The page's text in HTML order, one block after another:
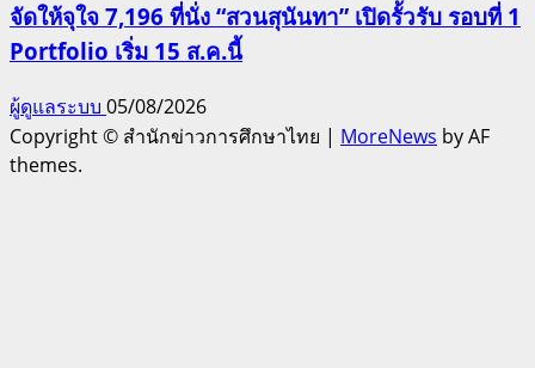
จัดให้จุใจ 7,196 ที่นั่ง “สวนสุนันทา” เปิดรั้วรับ รอบที่ 1
Portfolio เริ่ม 15 ส.ค.นี้
ผู้ดูแลระบบ 05/08/2026
Copyright © สำนักข่าวการศึกษาไทย | MoreNews by AF
themes.